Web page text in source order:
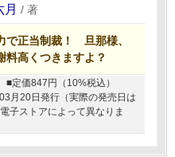
月 / 著
で正当制裁！ 旦那様、
料高くつきますよ？
■定価847円（10%税込）
月20日発行（実際の発売日は
子ストアによって異なりま